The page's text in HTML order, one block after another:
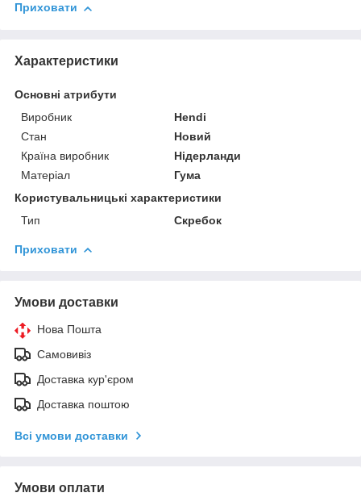
Приховати
Характеристики
Основні атрибути
Виробник
Hendi
Стан
Новий
Країна виробник
Нідерланди
Матеріал
Гума
Користувальницькі характеристики
Тип
Скребок
Приховати
Умови доставки
Нова Пошта
Самовивіз
Доставка кур'єром
Доставка поштою
Всі умови доставки
Умови оплати